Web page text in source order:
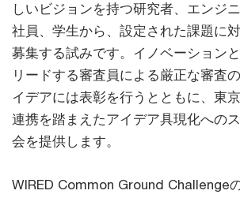
しいビジョンを持つ研究者、エンジ
社員、学生から、設定された課題に
募集する試みです。イノベーション
リードする審査員による厳正な審査
イデアには表彰を行うとともに、東
連携を踏まえたアイデア具現化への
会を提供します。
WIRED Common Ground Challenge